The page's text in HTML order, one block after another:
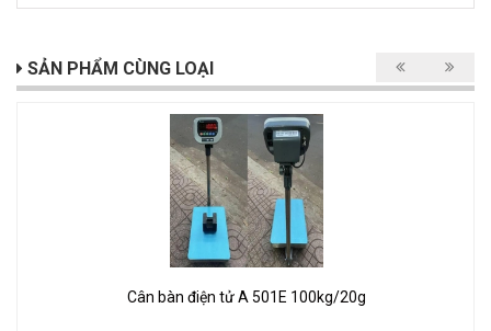
SẢN PHẨM CÙNG LOẠI
Cân bàn điện tử A 501E 100kg/20g